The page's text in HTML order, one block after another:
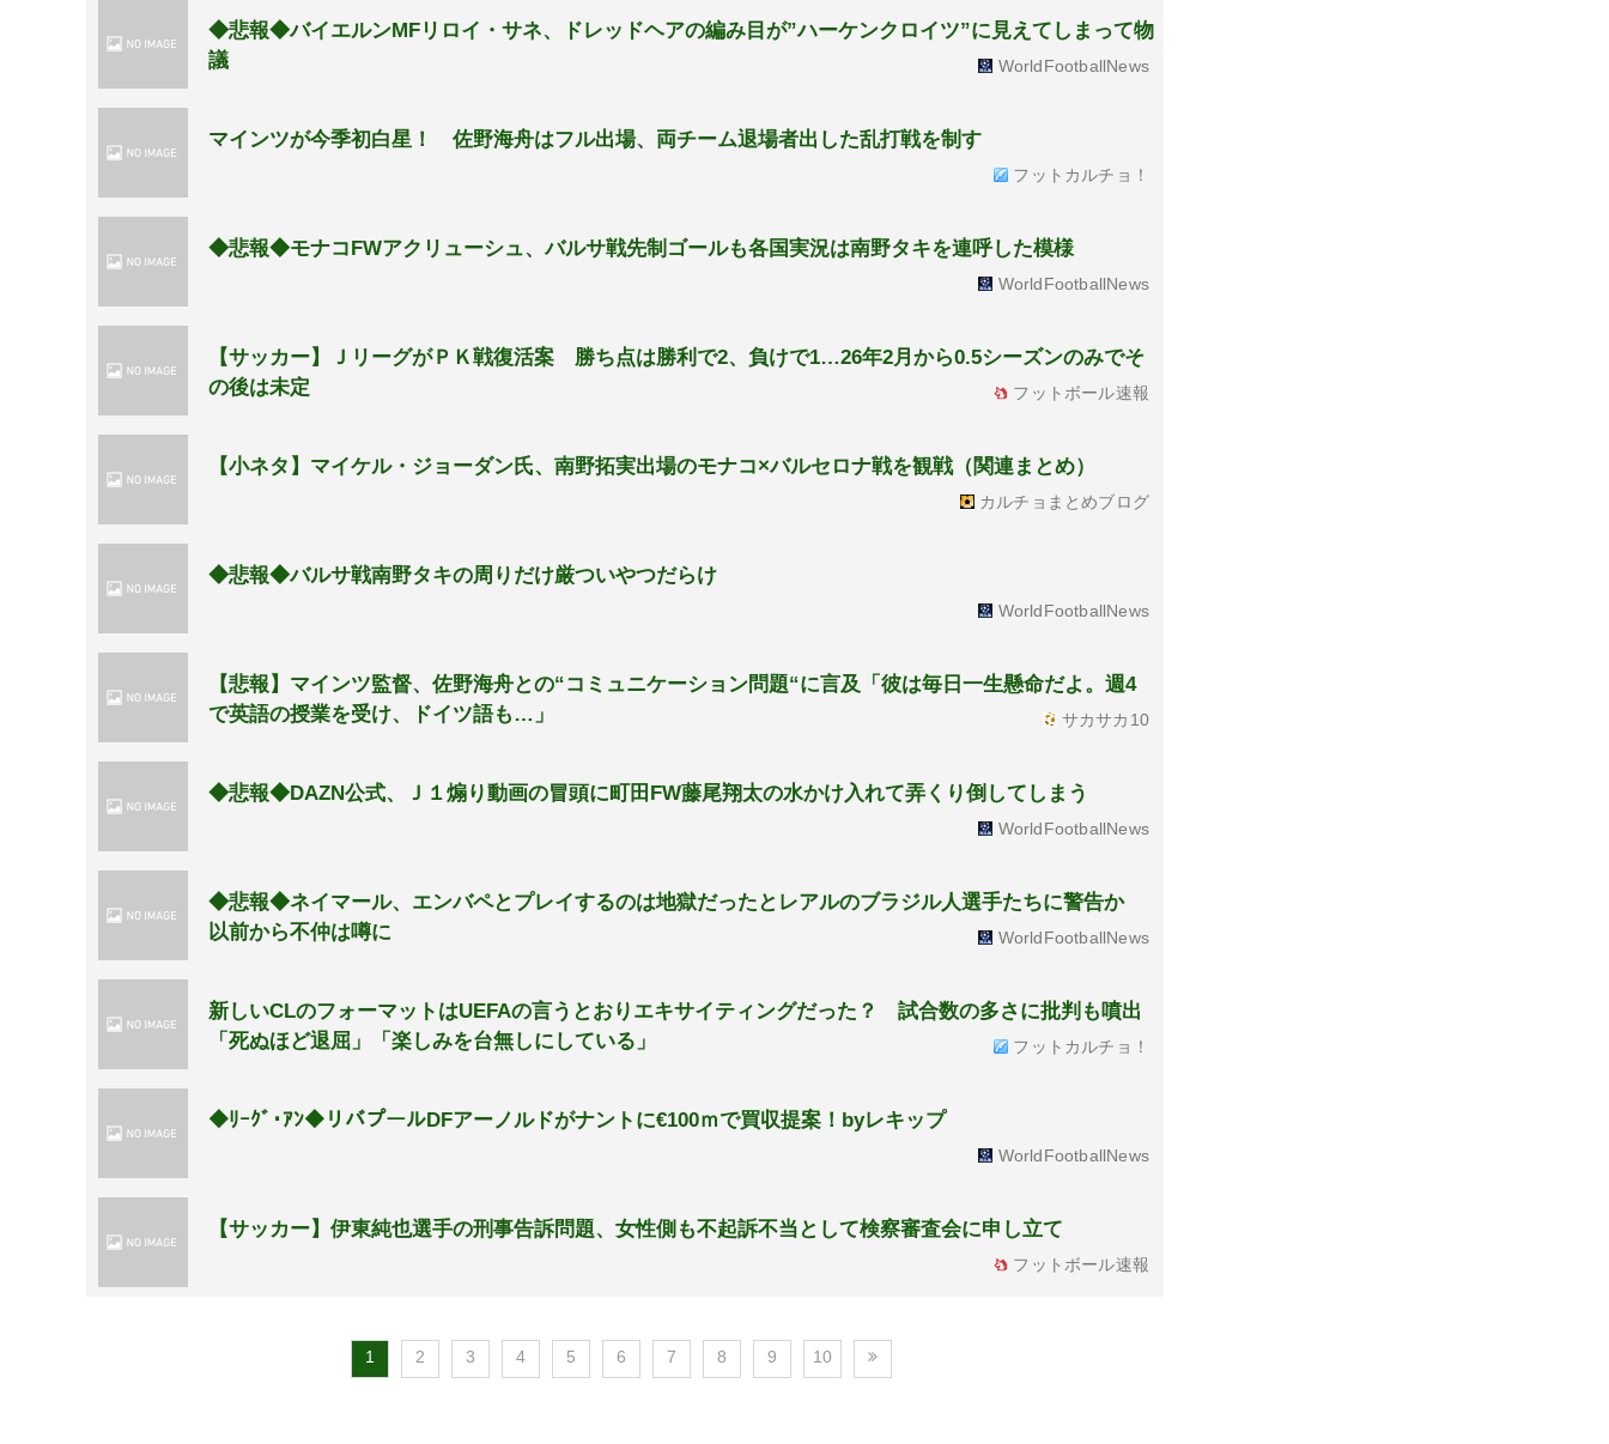
◆悲報◆バイエルンMFリロイ・サネ、ドレッドヘアの編み目が”ハーケンクロイツ”に見えてしまって物
議
WorldFootballNews
マインツが今季初白星！ 佐野海舟はフル出場、両チーム退場者出した乱打戦を制す
フットカルチョ！
◆悲報◆モナコFWアクリューシュ、バルサ戦先制ゴールも各国実況は南野タキを連呼した模様
WorldFootballNews
【サッカー】ＪリーグがＰＫ戦復活案 勝ち点は勝利で2、負けで1…26年2月から0.5シーズンのみでそ
の後は未定
フットボール速報
【小ネタ】マイケル・ジョーダン氏、南野拓実出場のモナコ×バルセロナ戦を観戦（関連まとめ）
カルチョまとめブログ
◆悲報◆バルサ戦南野タキの周りだけ厳ついやつだらけ
WorldFootballNews
【悲報】マインツ監督、佐野海舟との“コミュニケーション問題“に言及「彼は毎日一生懸命だよ。週4
で英語の授業を受け、ドイツ語も…」
サカサカ10
◆悲報◆DAZN公式、Ｊ１煽り動画の冒頭に町田FW藤尾翔太の水かけ入れて弄くり倒してしまう
WorldFootballNews
◆悲報◆ネイマール、エンバペとプレイするのは地獄だったとレアルのブラジル人選手たちに警告か
以前から不仲は噂に
WorldFootballNews
新しいCLのフォーマットはUEFAの言うとおりエキサイティングだった？ 試合数の多さに批判も噴出
「死ぬほど退屈」「楽しみを台無しにしている」
フットカルチョ！
◆ﾘｰｸﾞ･ｱﾝ◆リバプールDFアーノルドがナントに€100ｍで買収提案！byレキップ
WorldFootballNews
【サッカー】伊東純也選手の刑事告訴問題、女性側も不起訴不当として検察審査会に申し立て
フットボール速報
1 2 3 4 5 6 7 8 9 10